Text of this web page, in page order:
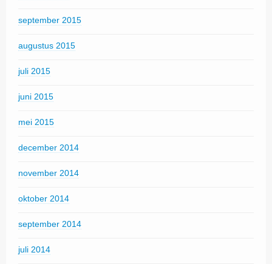
september 2015
augustus 2015
juli 2015
juni 2015
mei 2015
december 2014
november 2014
oktober 2014
september 2014
juli 2014